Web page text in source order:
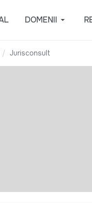
DOMENII
Jurisconsult